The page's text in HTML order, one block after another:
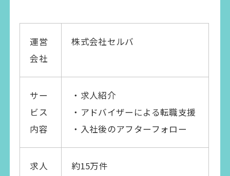
運営
会社
株式会社セルバ
サー
ビス
内容
・求人紹介
・アドバイザーによる転職支援
・入社後のアフターフォロー
求人
約15万件